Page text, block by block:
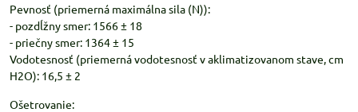
Pevnosť (priemerná maximálna sila (N)):
- pozdĺžny smer: 1566 ± 18
- priečny smer: 1364 ± 15
Vodotesnosť (priemerná vodotesnosť v aklimatizovanom stave, cm
H2O): 16,5 ± 2
Ošetrovanie: